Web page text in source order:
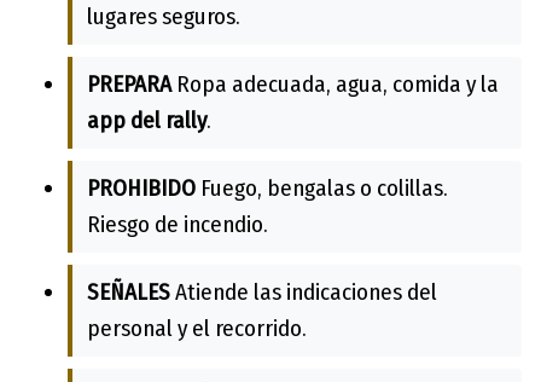
lugares seguros.
PREPARARopa adecuada, agua, comida y la
app del rally.
PROHIBIDO Fuego, bengalas o colillas.
Riesgo de incendio.
SEÑALESAtiende las indicaciones del
personal y el recorrido.